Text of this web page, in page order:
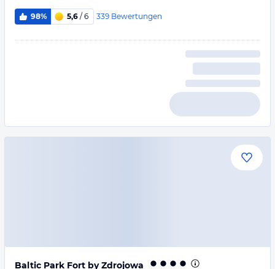
98% 5,6 / 6 339 Bewertungen
Baltic Park Fort by Zdrojowa